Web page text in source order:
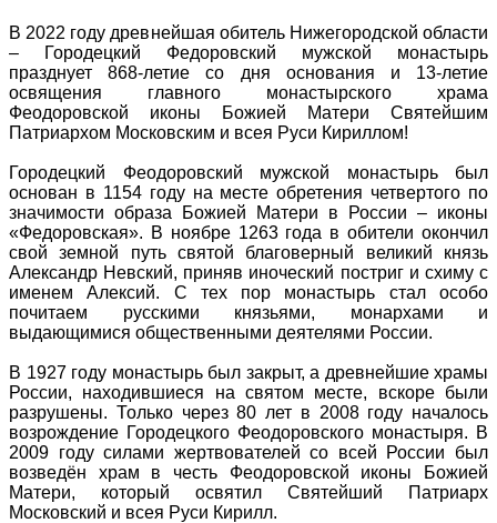
В 2022 году древнейшая обитель Нижегородской области
– Городецкий Федоровский мужской монастырь
празднует 868-летие со дня основания и 13-летие
освящения главного монастырского храма
Феодоровской иконы Божией Матери Святейшим
Патриархом Московским и всея Руси Кириллом!
Городецкий Феодоровский мужской монастырь был
основан в 1154 году на месте обретения четвертого по
значимости образа Божией Матери в России – иконы
«Федоровская». В ноябре 1263 года в обители окончил
свой земной путь святой благоверный великий князь
Александр Невский, приняв иноческий постриг и схиму с
именем Алексий. С тех пор монастырь стал особо
почитаем русскими князьями, монархами и
выдающимися общественными деятелями России.
В 1927 году монастырь был закрыт, а древнейшие храмы
России, находившиеся на святом месте, вскоре были
разрушены. Только через 80 лет в 2008 году началось
возрождение Городецкого Феодоровского монастыря. В
2009 году силами жертвователей со всей России был
возведён храм в честь Феодоровской иконы Божией
Матери, который освятил Святейший Патриарх
Московский и всея Руси Кирилл.